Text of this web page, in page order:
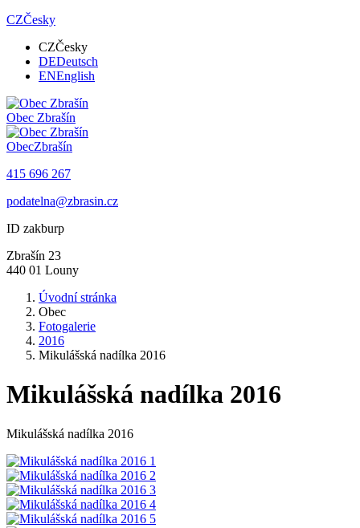
CZČesky
CZČesky
DEDeutsch
ENEnglish
Obec Zbrašín
ObecZbrašín
415 696 267
podatelna@zbrasin.cz
ID zakburp
Zbrašín 23
440 01 Louny
Úvodní stránka
Obec
Fotogalerie
2016
Mikulášská nadílka 2016
Mikulášská nadílka 2016
Mikulášská nadílka 2016